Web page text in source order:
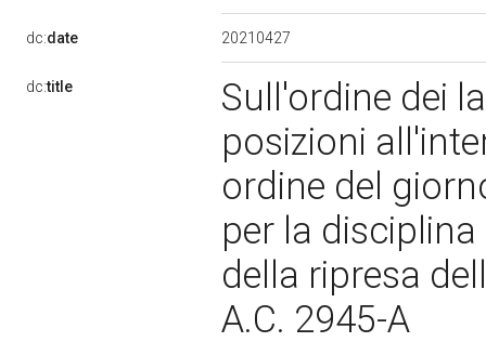
dc:date 20210427
dc:title
Sull'ordine dei
posizioni
ordine del
per la
della ripresa
A.C. 2945-A